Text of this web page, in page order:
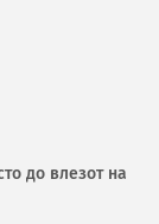
до влезот на